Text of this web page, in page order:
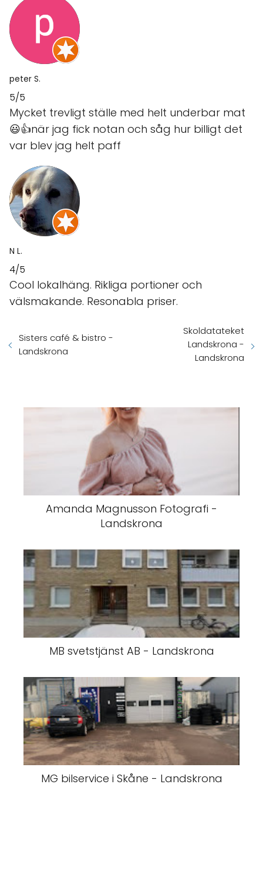
peter S.
5/5
Mycket trevligt ställe med helt underbar mat
😃👍när jag fick notan och såg hur billigt det
var blev jag helt paff
N L.
4/5
Cool lokalhäng. Rikliga portioner och
välsmakande. Resonabla priser.
Sisters café & bistro -
Landskrona
Skoldatateket
Landskrona -
Landskrona
Amanda Magnusson Fotografi -
Landskrona
MB svetstjänst AB - Landskrona
MG bilservice i Skåne - Landskrona